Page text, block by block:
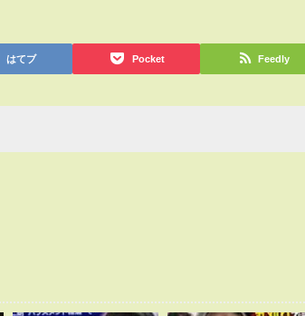
はてブ Pocket Feedly